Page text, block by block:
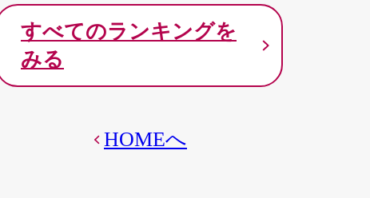
すべてのランキングを
みる
HOMEへ